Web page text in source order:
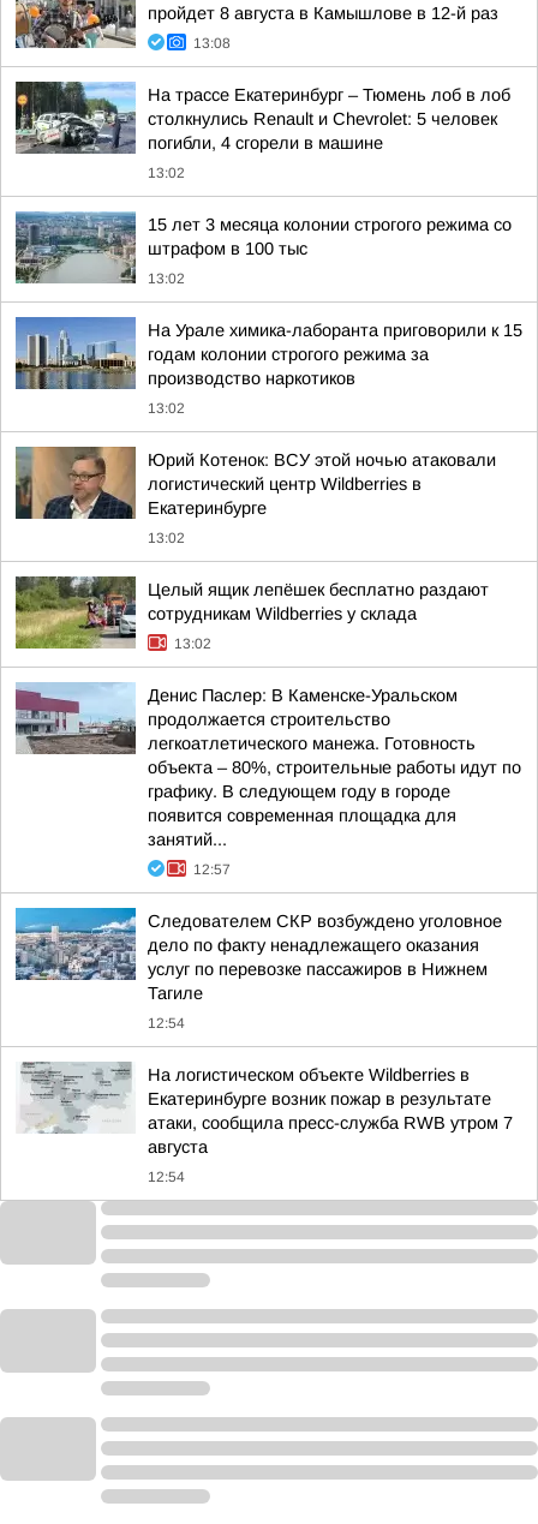
пройдет 8 августа в Камышлове в 12-й раз
13:08
На трассе Екатеринбург – Тюмень лоб в лоб
столкнулись Renault и Chevrolet: 5 человек
погибли, 4 сгорели в машине
13:02
15 лет 3 месяца колонии строгого режима со
штрафом в 100 тыс
13:02
На Урале химика-лаборанта приговорили к 15
годам колонии строгого режима за
производство наркотиков
13:02
Юрий Котенок: ВСУ этой ночью атаковали
логистический центр Wildberries в
Екатеринбурге
13:02
Целый ящик лепёшек бесплатно раздают
сотрудникам Wildberries у склада
13:02
Денис Паслер: В Каменске-Уральском
продолжается строительство
легкоатлетического манежа. Готовность
объекта – 80%, строительные работы идут по
графику. В следующем году в городе
появится современная площадка для
занятий...
12:57
Следователем СКР возбуждено уголовное
дело по факту ненадлежащего оказания
услуг по перевозке пассажиров в Нижнем
Тагиле
12:54
На логистическом объекте Wildberries в
Екатеринбурге возник пожар в результате
атаки, сообщила пресс-служба RWB утром 7
августа
12:54